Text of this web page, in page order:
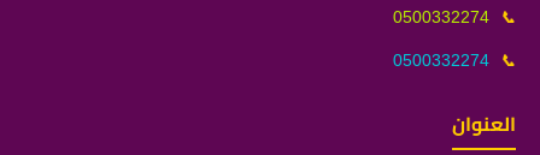
📞
0500332274
📞
0500332274
العنوان